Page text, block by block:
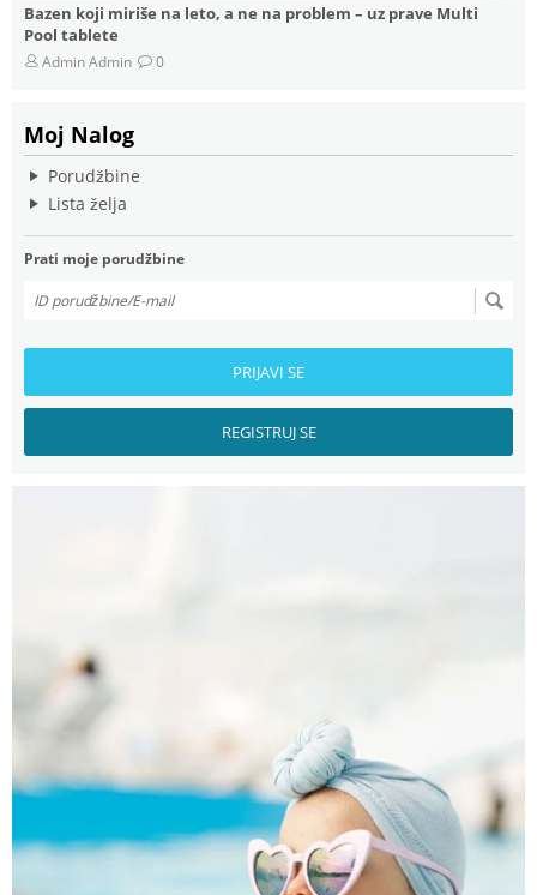
Algicidi za Bazene: Alga Stop
Admin Admin 0
Moj Nalog
Porudžbine
Lista želja
Prati moje porudžbine
PRIJAVI SE
REGISTRUJ SE